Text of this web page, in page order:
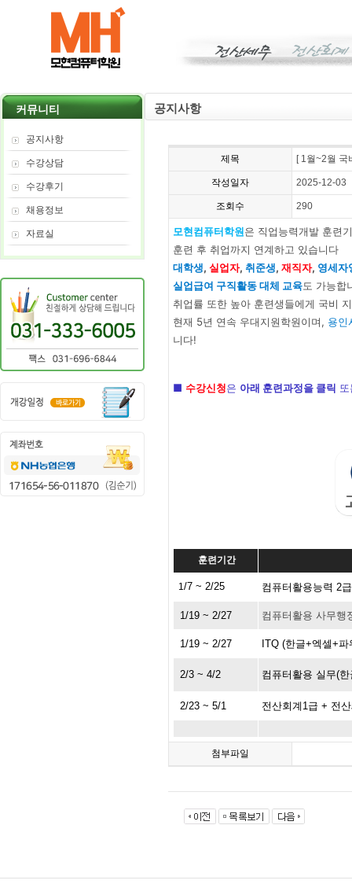
커뮤니티
공지사항
수강상담
수강후기
채용정보
자료실
공지사항
제목 [ 1월~2월 국
작성일자 2025-12-03
조회수 290
모현컴퓨터학원은 직업능력개발 훈련
훈련 후 취업까지 연계하고 있습니다
대학생, 실업자, 취준생, 재직자, 영세자
실업급여 구직활동 대체 교육도 가능합
취업률 또한 높아 훈련생들에게 국비
현재 5년 연속 우대지원학원이며, 용인
니다!
■ 수강신청은 아래 훈련과정을 클릭
훈련기간
1/7 ~ 2/25 컴퓨터활용능력 2
1/19 ~ 2/27 컴퓨터활용 사무행
1/19 ~ 2/27 ITQ (한글+엑셀+
2/3 ~ 4/2 컴퓨터활용 실무(
2/23 ~ 5/1 전산회계1급 + 전
첨부파일